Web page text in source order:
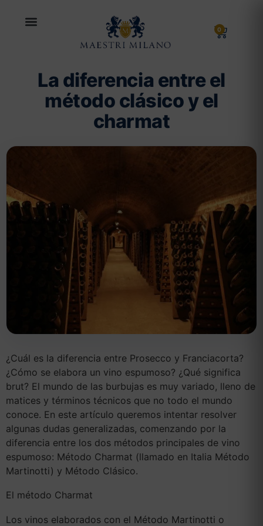
0
La diferencia entre el
método clásico y el
charmat
¿Cuál es la diferencia entre Prosecco y Franciacorta?
¿Cómo se elabora un vino espumoso? ¿Qué significa
brut? El mundo de las burbujas es muy variado, lleno de
matices y términos técnicos que no todo el mundo
conoce. En este artículo queremos intentar resolver
algunas dudas generalizadas, comenzando por la
diferencia entre los dos métodos principales de vino
espumoso: Método Charmat (llamado en Italia Método
Martinotti) y Método Clásico.
El método Charmat
Los vinos elaborados con el Método Martinotti o